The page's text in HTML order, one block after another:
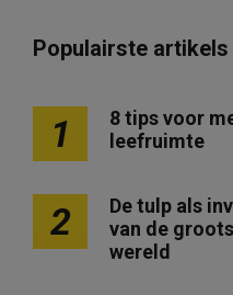
Populairste artikels
1
8 tips voor
leefruimte
2
De tulp als
van de
wereld